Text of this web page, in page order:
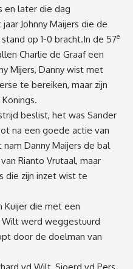
en later die dag
Johnny Maijers die de
op 1-0 bracht.In de 57e
Charlie de Graaf een
Mijers, Danny wist met
te bereiken, maar zijn
beslist, het was Sander
na een goede actie van
nam Danny Maijers de bal
Rianto Vrutaal, maar
die zijn inzet wist te
Kuijer die met een
Wilt werd weggestuurd
door de doelman van
vd Wilt, Sjoerd vd Pers,